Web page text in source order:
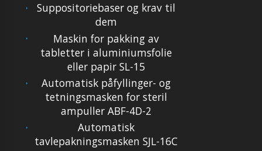
Suppositoriebaser og krav til
dem
Maskin for pakking av
tabletter i aluminiumsfolie
eller papir SL-15
Automatisk påfyllinger- og
tetningsmasken for steril
ampuller ABF-4D-2
Automatisk
tavlepakningsmasken SJL-16C